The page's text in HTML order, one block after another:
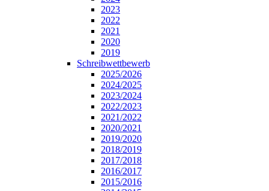
2023
2022
2021
2020
2019
Schreibwettbewerb
2025/2026
2024/2025
2023/2024
2022/2023
2021/2022
2020/2021
2019/2020
2018/2019
2017/2018
2016/2017
2015/2016